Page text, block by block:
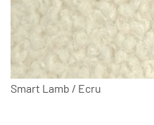
Smart Lamb / Ecru